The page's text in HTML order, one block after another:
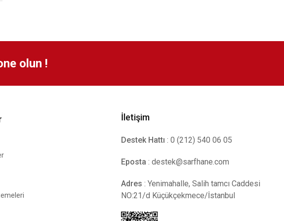
olun !
İletişim
Destek Hattı : 0 (212) 540 06 05
Eposta : destek@sarfhane.com
Adres : Yenimahalle, Salih tamcı Caddesi
NO:21/d Küçükçekmece/İstanbul